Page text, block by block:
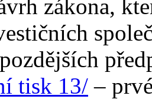
zákona,
tisk 13/ –